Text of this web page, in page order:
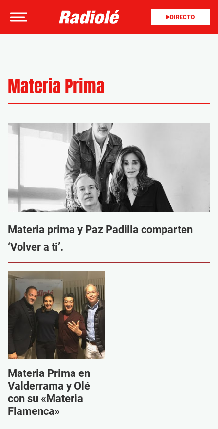
DIRECTO
Materia Prima
Materia prima y Paz Padilla comparten
‘Volver a ti’.
Materia Prima en
Valderrama y Olé
con su «Materia
Flamenca»